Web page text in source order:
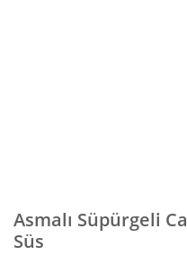
Asmalı Süpürgeli
Süs